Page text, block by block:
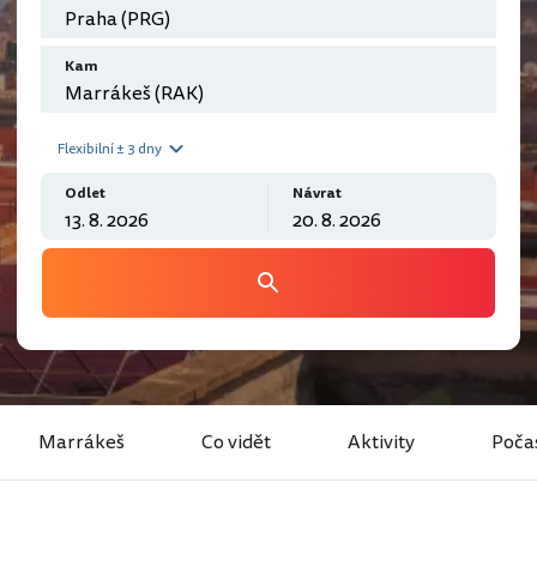
Kam
Flexibilní ± 3 dny
Odlet Návrat
Marrákeš Co vidět Aktivity